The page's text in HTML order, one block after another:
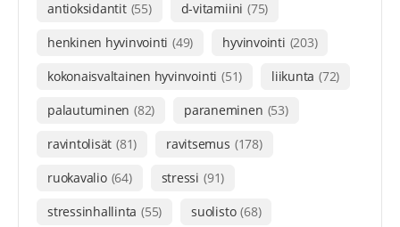
antioksidantit (55) d-vitamiini (75)
henkinen hyvinvointi (49) hyvinvointi (203)
kokonaisvaltainen hyvinvointi (51) liikunta (72)
palautuminen (82) paraneminen (53)
ravintolisät (81) ravitsemus (178)
ruokavalio (64) stressi (91)
stressinhallinta (55) suolisto (68)